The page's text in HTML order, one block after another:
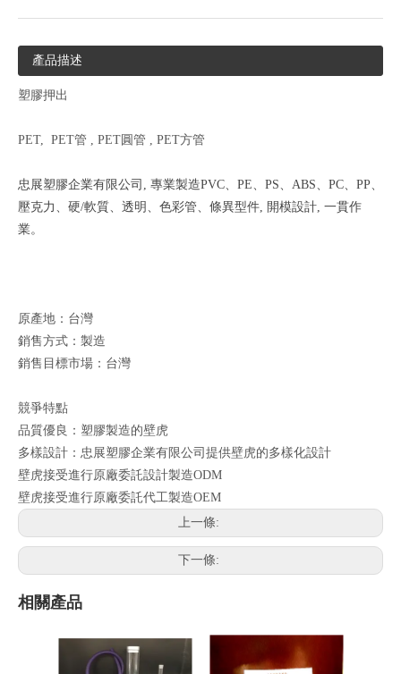
產品描述
塑膠押出
PET, PET管 , PET圓管 , PET方管
忠展塑膠企業有限公司, 專業製造PVC、PE、PS、ABS、PC、PP、
壓克力、硬/軟質、透明、色彩管、條異型件, 開模設計, 一貫作
業。
原產地：台灣
銷售方式：製造
銷售目標市場：台灣
競爭特點
品質優良：塑膠製造的壁虎
多樣設計：忠展塑膠企業有限公司提供壁虎的多樣化設計
壁虎接受進行原廠委託設計製造ODM
壁虎接受進行原廠委託代工製造OEM
上一條:
下一條:
相關產品